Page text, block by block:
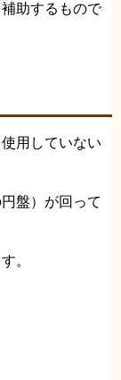
助するもので
用していない
円盤）が回って
。